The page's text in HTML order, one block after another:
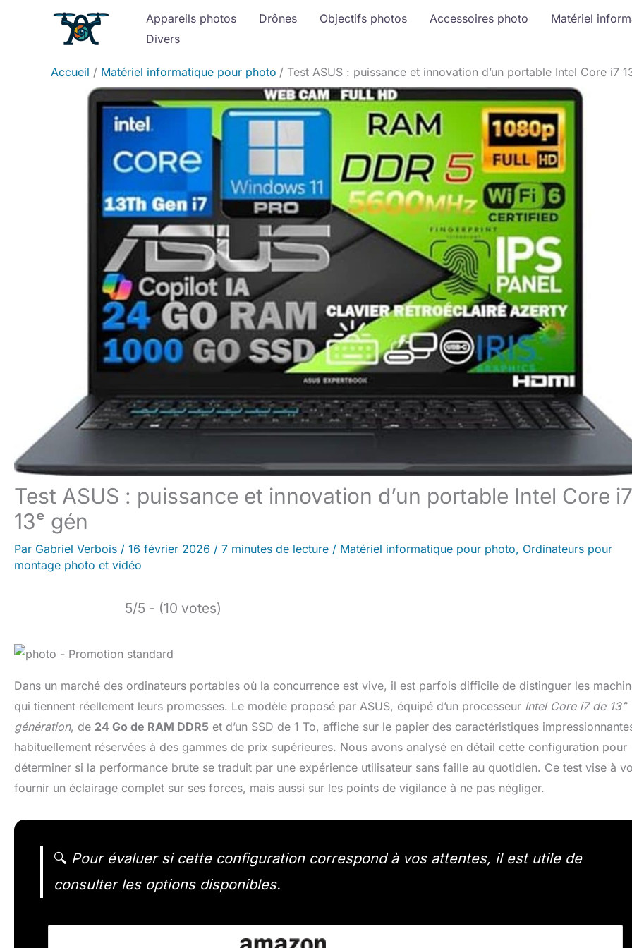
Appareils photos Drônes Objectifs photos Accessoires photo
Matériel
Divers
Accueil Matériel informatique pour photo Test ASUS : puissance et innovation d’un portable Intel Core i7
Test ASUS : puissance et innovation d’un portable Intel Core i7
13ᵉ gén
Par Gabriel Verbois / 16 février 2026 / 7 minutes de lecture / Matériel informatique pour photo, Ordinateurs pour
montage photo et vidéo
5/5 - (10 votes)
Dans un marché des ordinateurs portables où la concurrence est vive, il est parfois difficile de distinguer les
qui tiennent réellement leurs promesses. Le modèle proposé par ASUS, équipé d’un processeur Intel Core i7 de 13ᵉ
génération, de 24 Go de RAM DDR5 et d’un SSD de 1 To, affiche sur le papier des caractéristiques
habituellement réservées à des gammes de prix supérieures. Nous avons analysé en détail cette configuration pour
déterminer si la performance brute se traduit par une expérience utilisateur sans faille au quotidien. Ce test vise à
fournir un éclairage complet sur ses forces, mais aussi sur les points de vigilance à ne pas négliger.
🔍 Pour évaluer si cette configuration correspond à vos attentes, il est utile de
consulter les options disponibles.